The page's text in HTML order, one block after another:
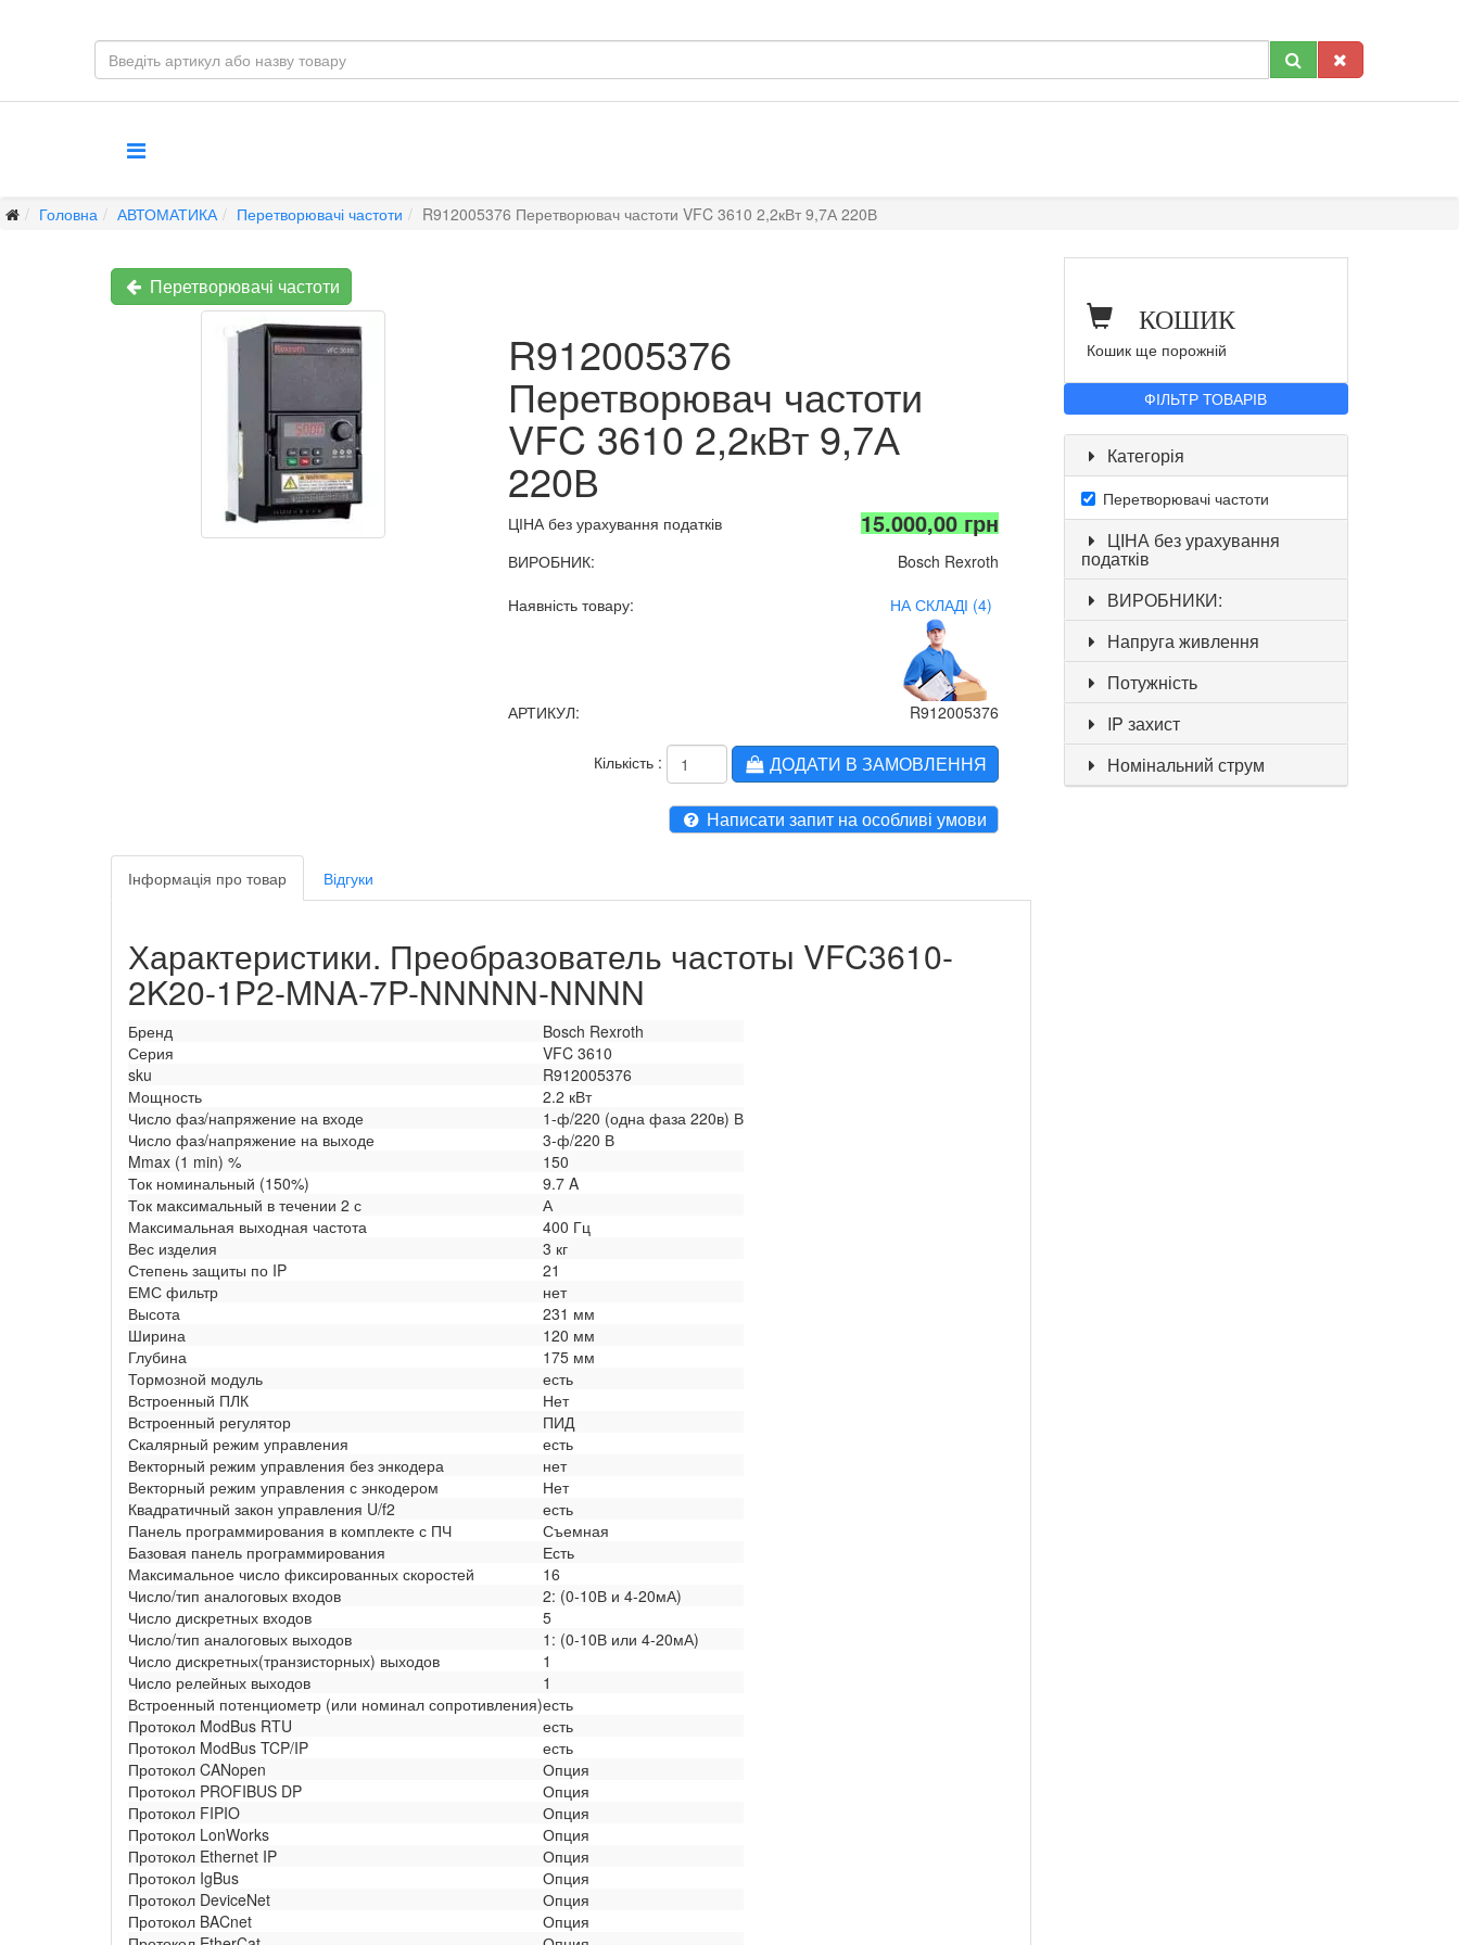
Головна АВТОМАТИКА Перетворювачі частоти R912005376 Перетворювач частоти VFC 3610 2,2кВт 9,7А 220В
Перетворювачі частоти
R912005376
Перетворювач частоти
VFC 3610 2,2кВт 9,7А
220В
ЦІНА без урахування податків 15.000,00 грн
ВИРОБНИК:
Bosch Rexroth
Наявність товару:
НА СКЛАДІ (4)
АРТИКУЛ: R912005376
Кількість : ДОДАТИ В ЗАМОВЛЕННЯ
Написати запит на особливі умови
Інформація про товар Відгуки
Характеристики. Преобразователь частоты VFC3610-
2K20-1P2-MNA-7P-NNNNN-NNNN
Бренд
Bosch Rexroth
Серия
VFC 3610
sku
R912005376
Мощность
2.2 кВт
Число фаз/напряжение на входе
1-ф/220 (одна фаза 220в) В
Число фаз/напряжение на выходе
3-ф/220 В
Mmax (1 min) %
150
Ток номинальный (150%)
9.7 A
Ток максимальный в течении 2 с
А
Максимальная выходная частота
400 Гц
Вес изделия
3 кг
Степень защиты по IP
21
ЕМС фильтр
нет
Высота
231 мм
Ширина
120 мм
Глубина
175 мм
Тормозной модуль
есть
Встроенный ПЛК
Нет
Встроенный регулятор
ПИД
Скалярный режим управления
есть
Векторный режим управления без энкодера
нет
Векторный режим управления с энкодером
Нет
Квадратичный закон управления U/f2
есть
Панель программирования в комплекте с ПЧ
Съемная
Базовая панель программирования
Есть
Максимальное число фиксированных скоростей
16
Число/тип аналоговых входов
2: (0-10В и 4-20мА)
Число дискретных входов
5
Число/тип аналоговых выходов
1: (0-10В или 4-20мА)
Число дискретных(транзисторных) выходов
1
Число релейных выходов
1
Встроенный потенциометр (или номинал сопротивления)есть
Протокол ModBus RTU
есть
Протокол ModBus TCP/IP
есть
Протокол CANopen
Опция
Протокол PROFIBUS DP
Опция
Протокол FIPIO
Опция
Протокол LonWorks
Опция
Протокол Ethernet IP
Опция
Протокол IgBus
Опция
Протокол DeviceNet
Опция
Протокол BACnet
Опция
КОШИК
Кошик ще порожній
ФІЛЬТР ТОВАРІВ
Категорія
Перетворювачі частоти
ЦІНА без урахування
податків
ВИРОБНИКИ:
Напруга живлення
Потужність
IP захист
Номінальний струм